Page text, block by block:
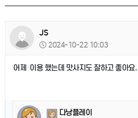
JS
2024-10-22 10:03
어제 이용 했는데 맛사지도 잘하고 좋아요.
다낭플레이